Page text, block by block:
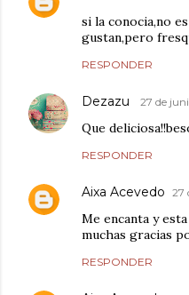
si la conocia,no
gustan,pero
RESPONDER
Dezazu 27 de
Que
RESPONDER
Aixa Acevedo 27
Me encanta y
muchas gracias
RESPONDER